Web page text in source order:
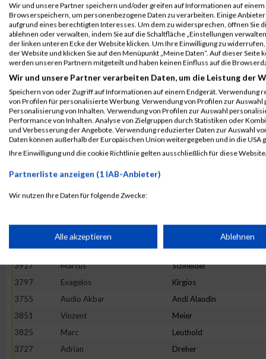
3895
Michael Rothmund
3735
Carsten Flesch
3949
Jörg Volland
3842
Philipp Martin
3812
Steffen Krieg
3975
Patrick Zimpfer
3671
Martin Wabschke
3747
Nicolas Gassauer
3830
Dominic Lochmann
3845
Alexander
Marcin
3768
Katja Roessler
3917
Marcus Schneider
3797
Evagelos Kirgios
3755
Audio Akbar Andi Alaudin
3851
Vinzent Meier
3825
Marc Leuthold
3727
Adrian Dreher
Wir und unsere Partner speichern und/oder greifen auf Informationen auf einem
Browserspeichern, um personenbezogene Daten zu verarbeiten. Einige
aufgrund eines berechtigten Interesses. Um dem zu widersprechen, öffnen Sie
ablehnen oder verwalten, indem Sie auf die Schaltfläche „Einstellungen
der linken unteren Ecke der Website klicken. Um Ihre Einwilligung zu
der Website und klicken Sie auf den Menüpunkt „Meine Daten“. Auf dieser
werden unseren Partnern mitgeteilt und haben keinen Einfluss auf die
Wir und unsere Partner verarbeiten Daten, um die Leistung der
Speichern von oder Zugriff auf Informationen auf einem Endgerät. Verwendung
von Profilen für personalisierte Werbung. Verwendung von Profilen zur
Personalisierung von Inhalten. Verwendung von Profilen zur Auswahl
Performance von Inhalten. Analyse von Zielgruppen durch Statistiken oder
und Verbesserung der Angebote. Verwendung reduzierter Daten zur Auswahl
Daten können außerhalb der Europäischen Union weitergegeben und in die USA
Ihre Einwilligung und die cookie Richtlinie gelten ausschließlich für diese
Partnerliste anzeigen (1 IAB-Anbieter)
Wir nutzen Ihre Daten für folgende Zwecke:
Speichern von oder Zugriff auf Informationen auf einem
Verwendung reduzierter Daten zur Auswahl von Werbeanzeigen
Verwendung von Profilen zur Auswahl personalisierter Werbung
Alle akzeptieren Ablehnen